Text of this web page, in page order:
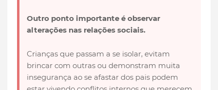
Outro ponto importante é observar
alterações nas relações sociais.
Crianças que passam a se isolar, evitam
brincar com outras ou demonstram muita
insegurança ao se afastar dos pais podem